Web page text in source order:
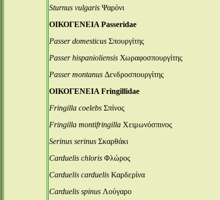
Sturnus vulgaris Ψαρόνι
ΟΙΚΟΓΕΝΕΙΑ Passeridae
Passer domesticus Σπουργίτης
Passer hispanioliensis Χωραφοσπουργίτης
Passer montanus Δενδροσπουργίτης
ΟΙΚΟΓΕΝΕΙΑ Fringillidae
Fringilla coelebs Σπίνος
Fringilla montifringilla Χειμωνόσπινος
Serinus serinus Σκαρθάκι
Carduelis chloris Φλώρος
Carduelis carduelis Καρδερίνα
Carduelis spinus Λούγαρο